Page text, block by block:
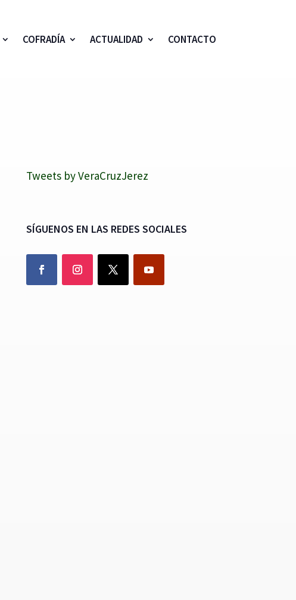
COFRADÍA ACTUALIDAD CONTACTO
Tweets by VeraCruzJerez
SÍGUENOS EN LAS REDES SOCIALES